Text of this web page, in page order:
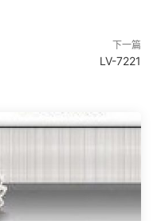
下一篇
LV-7221